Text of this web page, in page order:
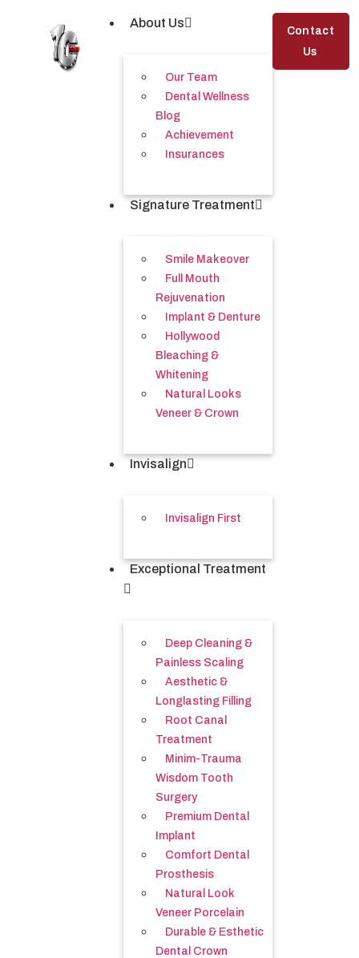
About Us
Our Team
Dental Wellness
Blog
Achievement
Insurances
Signature Treatment
Smile Makeover
Full Mouth
Rejuvenation
Implant & Denture
Hollywood
Bleaching &
Whitening
Natural Looks
Veneer & Crown
Invisalign
Invisalign First
Exceptional Treatment
Deep Cleaning &
Painless Scaling
Aesthetic &
Longlasting Filling
Root Canal
Treatment
Minim-Trauma
Wisdom Tooth
Surgery
Premium Dental
Implant
Comfort Dental
Prosthesis
Natural Look
Veneer Porcelain
Durable & Esthetic
Dental Crown
Contact
Us